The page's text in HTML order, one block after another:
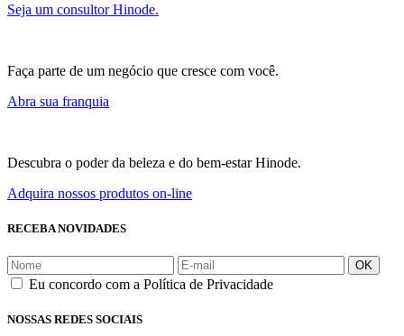
Seja um consultor Hinode.
Faça parte de um negócio que cresce com você.
Abra sua franquia
Descubra o poder da beleza e do bem-estar Hinode.
Adquira nossos produtos on-line
RECEBA NOVIDADES
OK
Eu concordo com a Política de Privacidade
NOSSAS REDES SOCIAIS